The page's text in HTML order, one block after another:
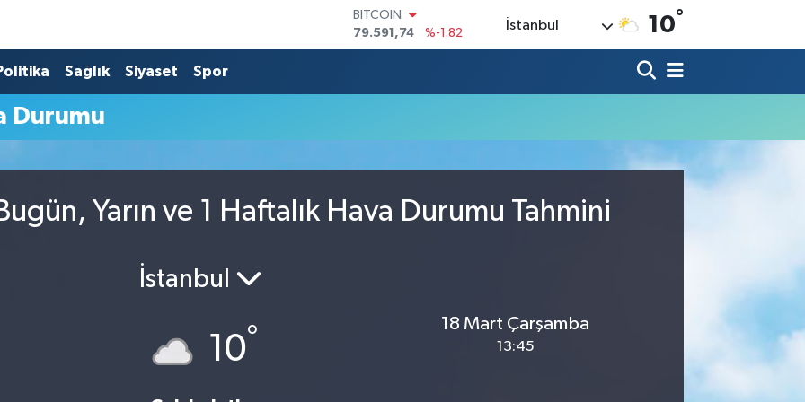
BITCOIN
79.591,74
%-1.82
DOLAR
14.598,00
%0
İstanbul 10°
Sağlık Siyaset Spor
Durumu
Yarın ve 1 Haftalık Hava Durumu Tahmini
İstanbul
10°
18 Mart Çarşamba
13:45